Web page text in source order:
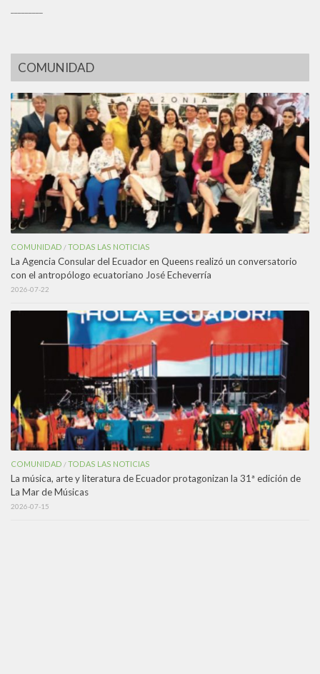
COMUNIDAD
COMUNIDAD /TODAS LAS NOTICIAS
La Agencia Consular del Ecuador en Queens realizó un conversatorio
con el antropólogo ecuatoriano José Echeverría
2026-07-22
COMUNIDAD /TODAS LAS NOTICIAS
La música, arte y literatura de Ecuador protagonizan la 31ª edición de
La Mar de Músicas
2026-07-15